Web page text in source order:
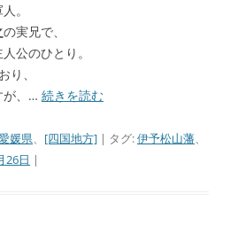
。
の実兄で、
人公のひとり。
り、
が、… 続きを読む
媛県、 [四国地方] | タグ:伊予松山藩、
26日 |